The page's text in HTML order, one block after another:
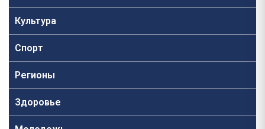
Культура
Спорт
Регионы
Здоровье